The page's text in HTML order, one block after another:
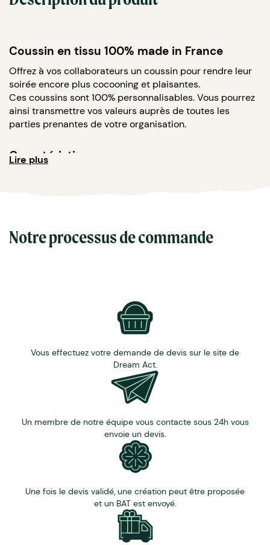
Coussin en tissu 100% made in France
Offrez à vos collaborateurs un coussin pour rendre leur
soirée encore plus cocooning et plaisantes.
Ces coussins sont 100% personnalisables. Vous pourrez
ainsi transmettre vos valeurs auprès de toutes les
parties prenantes de votre organisation.
Caractéristiques :
Imprimé sans rejets d'eau et avec des encres
organiques certifiées OEKO-TEX et GOTS
Lire plus
Notre processus de commande
Vous effectuez votre demande de devis sur le site de
Dream Act.
Un membre de notre équipe vous contacte sous 24h vous
envoie un devis.
Une fois le devis validé, une création peut être proposée
et un BAT est envoyé.